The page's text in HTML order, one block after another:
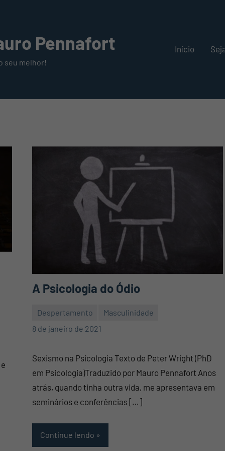
Pennafort
seu melhor!
Início
A Psicologia do Ódio
Despertamento
Masculinidade
8 de janeiro de 2021
Mauro
Nenhum
Sexismo na Psicologia Texto de Peter Wright (PhD
em Psicologia)Traduzido por Mauro Pennafort Anos
atrás, quando tinha outra vida, me apresentava em
seminários e conferências […]
Continue lendo